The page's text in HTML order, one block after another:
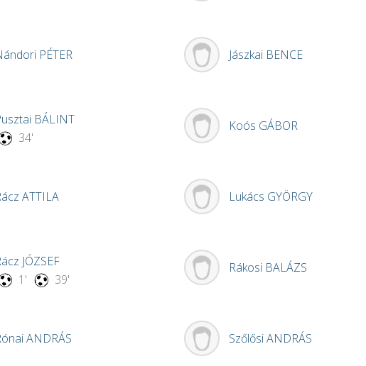
PÉTER
BÁLINT
34'
ATTILA
JÓZSEF
1'
39'
ANDRÁS
Jászkai BENCE
Koós GÁBOR
Lukács GYÖRGY
Rákosi BALÁZS
SzőlősiANDRÁS